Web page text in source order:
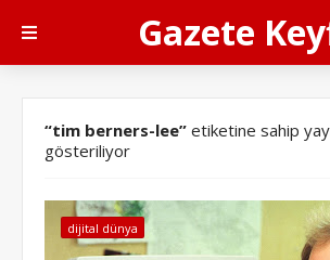
Gazete
tim berners-lee etiketine sahip
gösteriliyor
dijital dünya